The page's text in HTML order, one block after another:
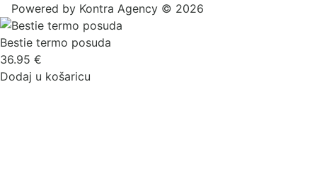
Powered by Kontra Agency © 2026
Bestie termo posuda
36.95 €
Dodaj u košaricu